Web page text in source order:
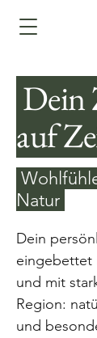
Dein
auf
Natur
Dein
eingebettet
und mit
Region:
und